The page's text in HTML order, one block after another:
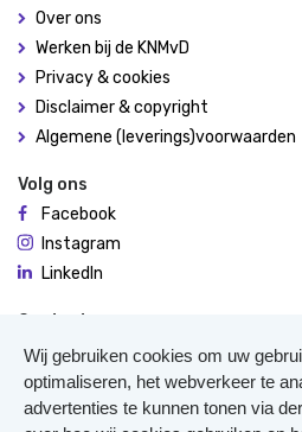
Over ons
Werken bij de KNMvD
Privacy & cookies
Disclaimer & copyright
Algemene (leverings)voorwaarden
Volg ons
Facebook
Instagram
LinkedIn
Contact
De Molen 94
3995 AX Houten
0306348900
Wij gebruiken cookies om uw
optimaliseren, het webverkeer te
advertenties te kunnen tonen via